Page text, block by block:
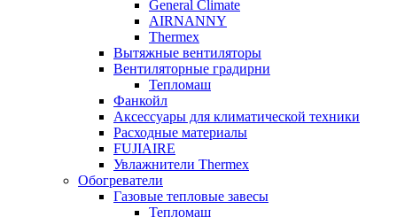
General Climate
AIRNANNY
Thermex
Вытяжные вентиляторы
Вентиляторные градирни
Тепломаш
Фанкойл
Аксессуары для климатической техники
Расходные материалы
FUJIAIRE
Увлажнители Thermex
Обогреватели
Газовые тепловые завесы
Тепломаш